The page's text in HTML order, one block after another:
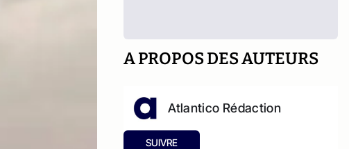
A PROPOS DES AUTEURS
Atlantico Rédaction
SUIVRE